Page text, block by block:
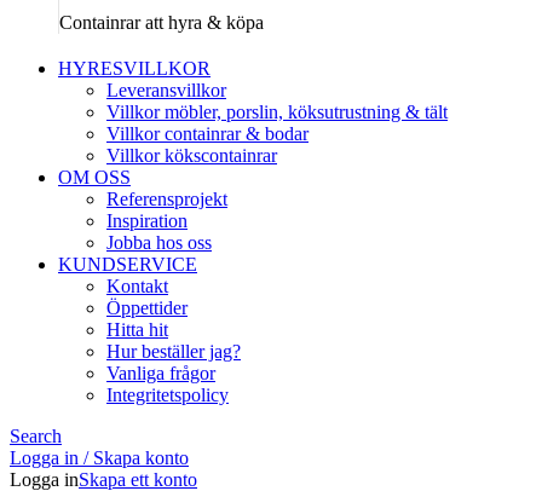
Containrar att hyra & köpa
HYRESVILLKOR
Leveransvillkor
Villkor möbler, porslin, köksutrustning & tält
Villkor containrar & bodar
Villkor kökscontainrar
OM OSS
Referensprojekt
Inspiration
Jobba hos oss
KUNDSERVICE
Kontakt
Öppettider
Hitta hit
Hur beställer jag?
Vanliga frågor
Integritetspolicy
Search
Logga in / Skapa konto
Logga inSkapa ett konto